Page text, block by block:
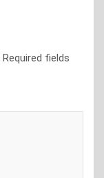
Required fields